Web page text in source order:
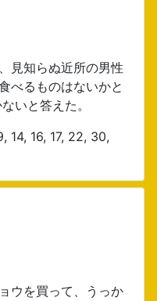
見知らぬ近所の男性
べるものはないかと
いと答えた。
14, 16, 17, 22, 30,
ウを買って、うっか